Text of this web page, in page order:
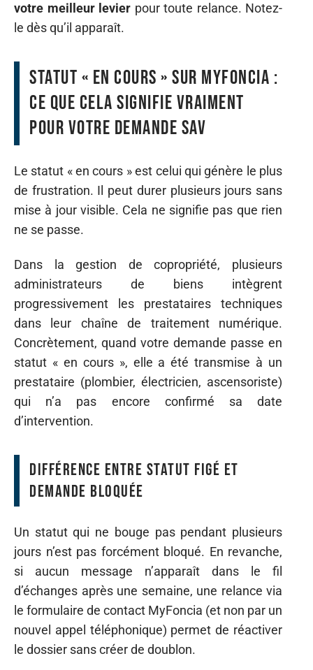
votre meilleur levier pour toute relance. Notez-
le dès qu’il apparaît.
Statut « en cours » sur MyFoncia :
ce que cela signifie vraiment
pour votre demande SAV
Le statut « en cours » est celui qui génère le plus
de frustration. Il peut durer plusieurs jours sans
mise à jour visible. Cela ne signifie pas que rien
ne se passe.
Dans la gestion de copropriété, plusieurs
administrateurs de biens intègrent
progressivement les prestataires techniques
dans leur chaîne de traitement numérique.
Concrètement, quand votre demande passe en
statut « en cours », elle a été transmise à un
prestataire (plombier, électricien, ascensoriste)
qui n’a pas encore confirmé sa date
d’intervention.
Différence entre statut figé et
demande bloquée
Un statut qui ne bouge pas pendant plusieurs
jours n’est pas forcément bloqué. En revanche,
si aucun message n’apparaît dans le fil
d’échanges après une semaine, une relance via
le formulaire de contact MyFoncia (et non par un
nouvel appel téléphonique) permet de réactiver
le dossier sans créer de doublon.